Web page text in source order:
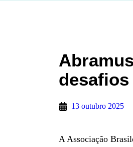
13 outubro 2025
A Associação